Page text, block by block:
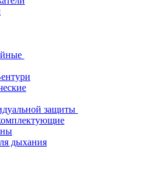
защиты
дыхания